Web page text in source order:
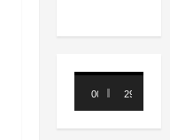
Lecteur
vidéo
00:00 29:21